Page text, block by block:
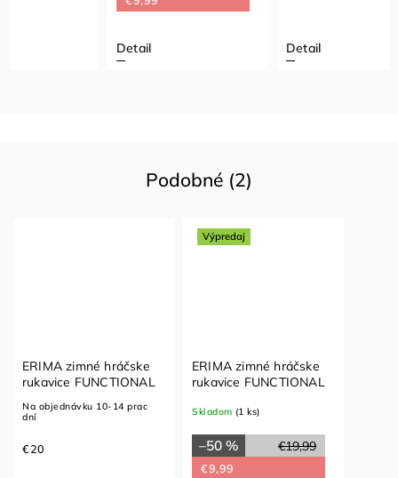
Podobné (2)
ERIMA zimné hráčske
rukavice FUNCTIONAL
Na objednávku 10-14 prac
dní
€20
Výpredaj
ERIMA zimné hráčske
rukavice FUNCTIONAL
Skladom (1 ks)
€19,99
–50 %
€9,99